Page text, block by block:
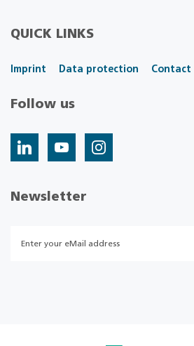
QUICK LINKS
Imprint Data protection Contact
Follow us
Newsletter